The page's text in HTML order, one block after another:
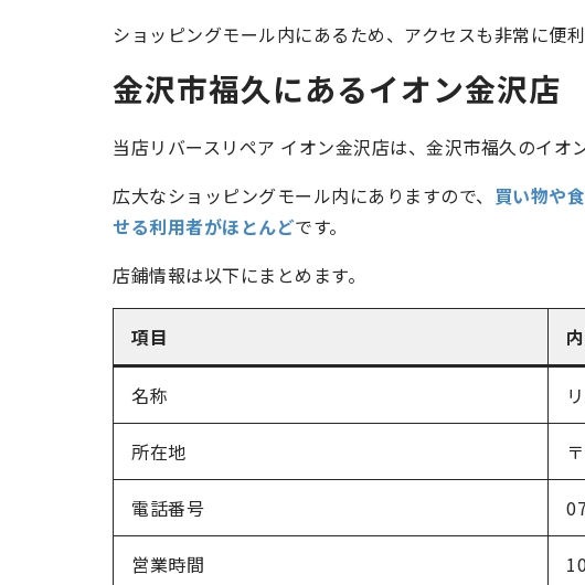
ショッピングモール内にあるため、アクセスも非常に便利
金沢市福久にあるイオン金沢店
当店リバースリペア イオン金沢店は、金沢市福久のイオ
広大なショッピングモール内にありますので、 買い物や
せる利用者がほとんどです。
店鋪情報は以下にまとめます。
項目
名称
所在地
電話番号
営業時間